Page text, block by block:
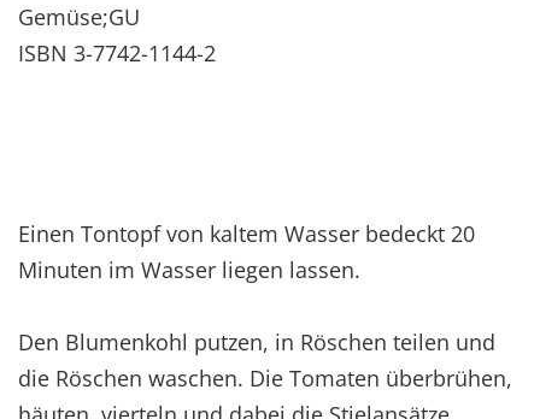
Gemüse;GU
ISBN 3-7742-1144-2
Einen Tontopf von kaltem Wasser bedeckt 20
Minuten im Wasser liegen lassen.
Den Blumenkohl putzen, in Röschen teilen und
die Röschen waschen. Die Tomaten überbrühen,